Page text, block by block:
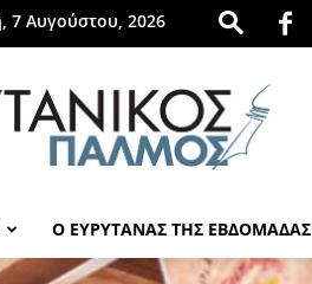
7 Αυγούστου, 2026
Ο ΕΥΡΥΤΑΝΑΣ ΤΗΣ ΕΒΔΟΜΑΔΑΣ